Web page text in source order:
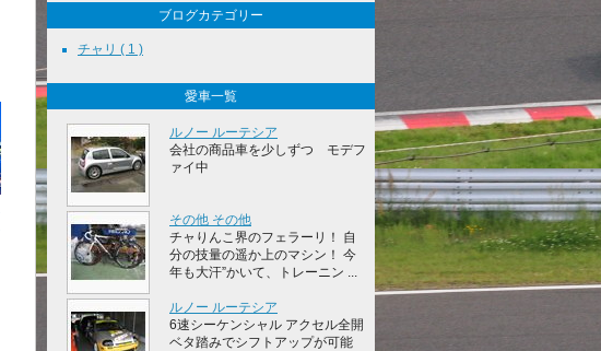
ブログカテゴリー
チャリ ( 1 )
愛車一覧
ルノー ルーテシア
会社の商品車を少しずつ モデフ
ァイ中
その他 その他
チャりんこ界のフェラーリ！ 自
分の技量の遥か上のマシン！ 今
年も大汗”かいて、トレーニン ...
ルノー ルーテシア
6速シーケンシャル アクセル全開
ベタ踏みでシフトアップが可能